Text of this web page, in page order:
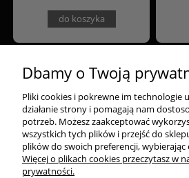
do koszyka
«
Zakupy
Pomoc
Dbamy o Twoją
Pliki cookies i pokrewne im technologie
działanie strony i pomagają nam
potrzeb. Możesz zaakceptować
wszystkich tych plików i przejść do
plików do swoich preferencji,
Więcej o plikach cookies przeczytasz w
prywatności.